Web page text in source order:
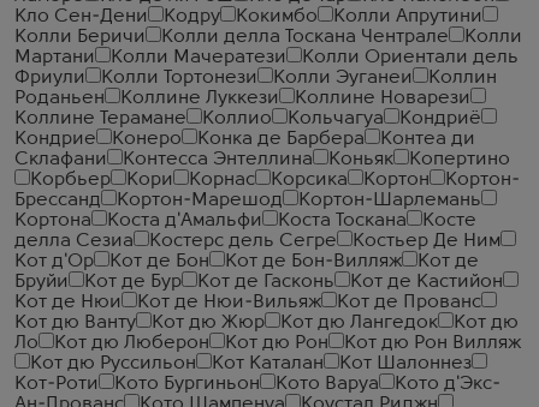
Кло Сен-Дени
Кодру Кокимбо
Колли Апрутини
Колли Беричи
Колли делла Тоскана Чентрале
Колли
Мартани
Колли Мачератези
Колли Ориентали дель
Фриули
Колли Тортонези Колли Эуганеи
Коллин
Роданьен
Коллине Луккези
Коллине Новарези
Коллине Терамане
Коллио Кольчагуа
Кондриё
Кондрие
Конеро Конка де Барбера
Контеа ди
Склафани
Контесса Энтеллина Коньяк
Копертино
Корбьер
Кори Корнас Корсика Кортон
Кортон-
Брессанд
Кортон-Марешод
Кортон-Шарлемань
Кортона
Коста д'Амальфи Коста Тоскана
Косте
делла Сезиа
Костерс дель Сегре
Костьер Де Ним
Кот д'Ор
Кот де Бон Кот де Бон-Вилляж
Кот де
Бруйи
Кот де Бур Кот де Гасконь
Кот де Кастийон
Кот де Нюи
Кот де Нюи-Вильяж
Кот де Прованс
Кот дю Ванту
Кот дю Жюр Кот дю Лангедок
Кот дю
Ло
Кот дю Люберон Кот дю Рон
Кот дю Рон Вилляж
Кот дю Руссильон
Кот Каталан
Кот Шалоннез
Кот-Роти
Кото Бургиньон Кото Варуа
Кото д'Экс-